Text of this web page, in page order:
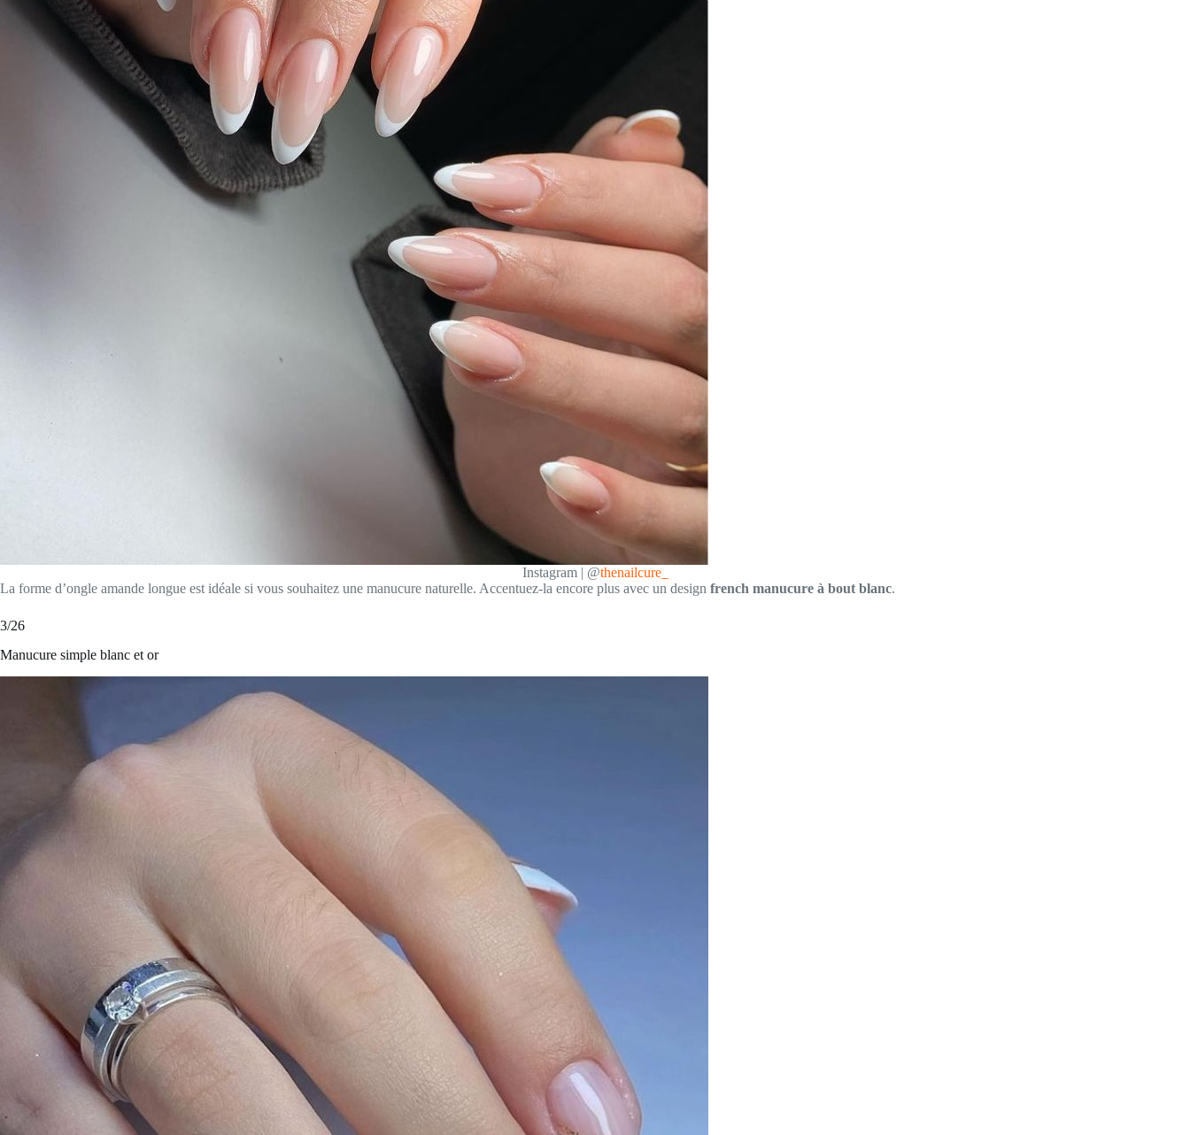
Instagram | @thenailcure_
La forme d’ongle amande longue est idéale si vous souhaitez une manucure naturelle. Accentuez-la encore plus avec un design french manucure à bout blanc.
3/26
Manucure simple blanc et or